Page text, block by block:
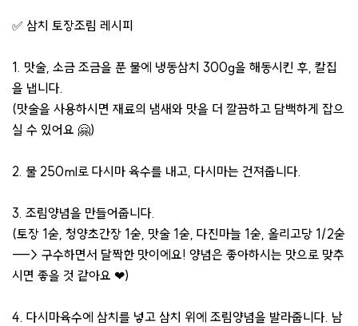
✅ 삼치 토장조림 레시피
1. 맛술, 소금 조금을 푼 물에 냉동삼치 300g을 해동시킨 후, 칼집
을 냅니다.
(맛술을 사용하시면 재료의 냄새와 맛을 더 깔끔하고 담백하게 잡으
실 수 있어요 🤗)
2. 물 250ml로 다시마 육수를 내고, 다시마는 건져줍니다.
3. 조림양념을 만들어줍니다.
(토장 1숟, 청양초간장 1숟, 맛술 1숟, 다진마늘 1숟, 올리고당 1/2숟
---> 구수하면서 달짝한 맛이에요! 양념은 좋아하시는 맛으로 맞추
시면 좋을 것 같아요 ❤)
4. 다시마육수에 삼치를 넣고 삼치 위에 조림양념을 발라줍니다. 남